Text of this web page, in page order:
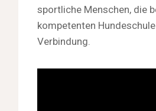
sportliche Menschen, die
kompetenten
Verbindung.